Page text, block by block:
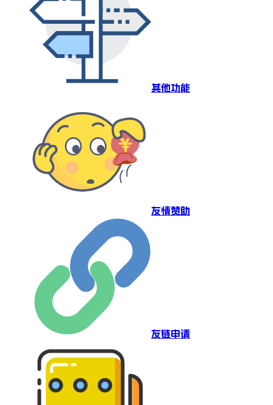
其他功能
友情赞助
友链申请